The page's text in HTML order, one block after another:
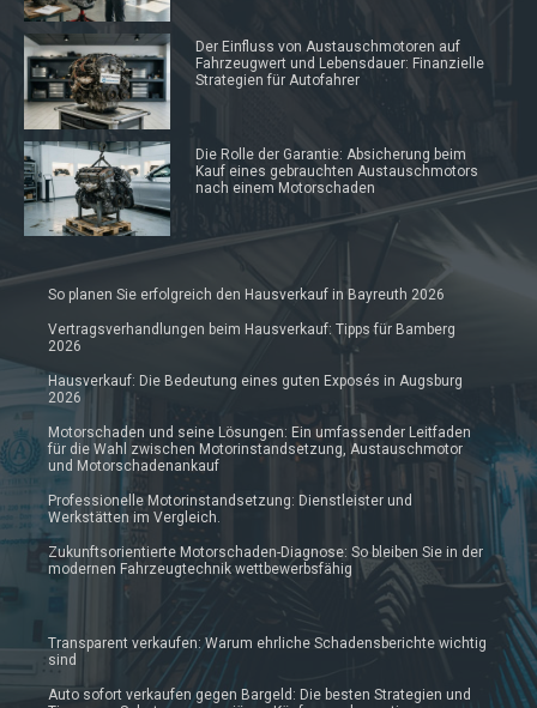
Der Einfluss von Austauschmotoren auf
Fahrzeugwert und Lebensdauer: Finanzielle
Strategien für Autofahrer
Die Rolle der Garantie: Absicherung beim
Kauf eines gebrauchten Austauschmotors
nach einem Motorschaden
So planen Sie erfolgreich den Hausverkauf in Bayreuth 2026
Vertragsverhandlungen beim Hausverkauf: Tipps für Bamberg
2026
Hausverkauf: Die Bedeutung eines guten Exposés in Augsburg
2026
Motorschaden und seine Lösungen: Ein umfassender Leitfaden
für die Wahl zwischen Motorinstandsetzung, Austauschmotor
und Motorschadenankauf
Professionelle Motorinstandsetzung: Dienstleister und
Werkstätten im Vergleich.
Zukunftsorientierte Motorschaden-Diagnose: So bleiben Sie in der
modernen Fahrzeugtechnik wettbewerbsfähig
Transparent verkaufen: Warum ehrliche Schadensberichte wichtig
sind
Auto sofort verkaufen gegen Bargeld: Die besten Strategien und